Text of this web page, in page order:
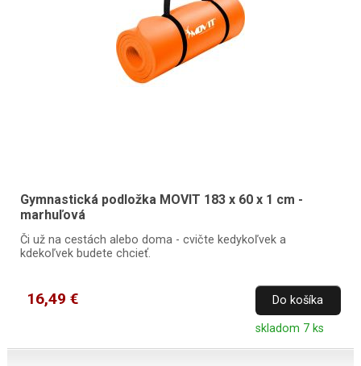
Gymnastická podložka MOVIT 183 x 60 x 1 cm -
marhuľová
Či už na cestách alebo doma - cvičte kedykoľvek a
kdekoľvek budete chcieť.
16,49 € Do košíka
skladom 7 ks